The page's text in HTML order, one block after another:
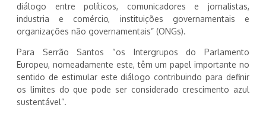
diálogo entre políticos, comunicadores e jornalistas,
industria e comércio, instituições governamentais e
organizações não governamentais” (ONGs).
Para Serrão Santos “os Intergrupos do Parlamento
Europeu, nomeadamente este, têm um papel importante no
sentido de estimular este diálogo contribuindo para definir
os limites do que pode ser considerado crescimento azul
sustentável”.